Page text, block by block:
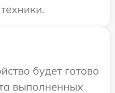
будет готово
выполненных